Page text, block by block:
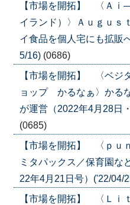
【市場を開拓】 〈Ａｉ
イランド）〉Ａｕｇｕｓ
イ食品を個人宅にも拡販
5/16) (0686)
【市場を開拓】 〈ベジ
ョップ かるなぁ〉かる
が運営（2022年4月28日
(0685)
【市場を開拓】 〈ｐｕ
ミタパックス／保育園な
22年4月21日号）('22/04/
【市場を開拓】 〈Ｌｉ